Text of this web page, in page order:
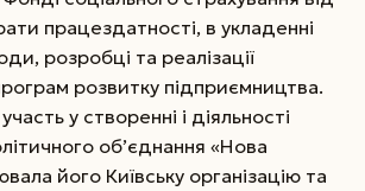
працездатності, в укладенні
розробці та реалізації
розвитку підприємництва.
у створенні і діяльності
об’єднання «Нова
його Київську організацію та